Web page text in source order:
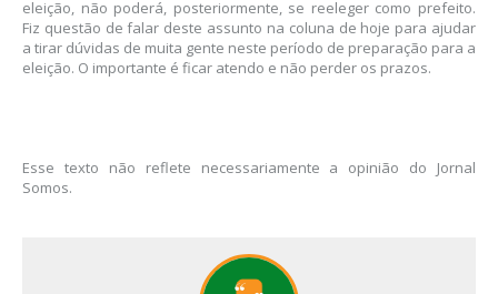
eleição, não poderá, posteriormente, se reeleger como prefeito.
Fiz questão de falar deste assunto na coluna de hoje para ajudar
a tirar dúvidas de muita gente neste período de preparação para a
eleição. O importante é ficar atendo e não perder os prazos.
Esse texto não reflete necessariamente a opinião do Jornal
Somos.